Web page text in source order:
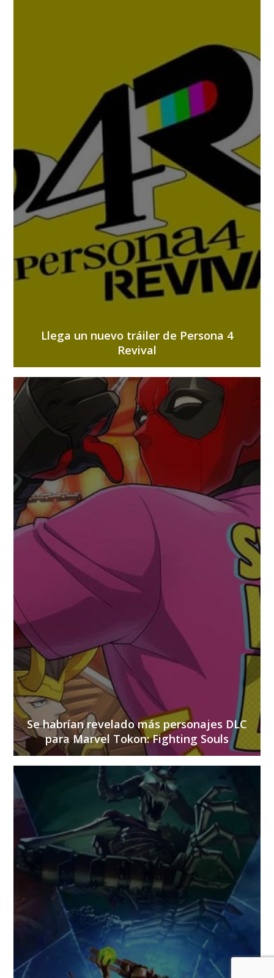
Llega un nuevo tráiler de Persona 4
Revival
Se habrían revelado más personajes DLC
para Marvel Tokon: Fighting Souls